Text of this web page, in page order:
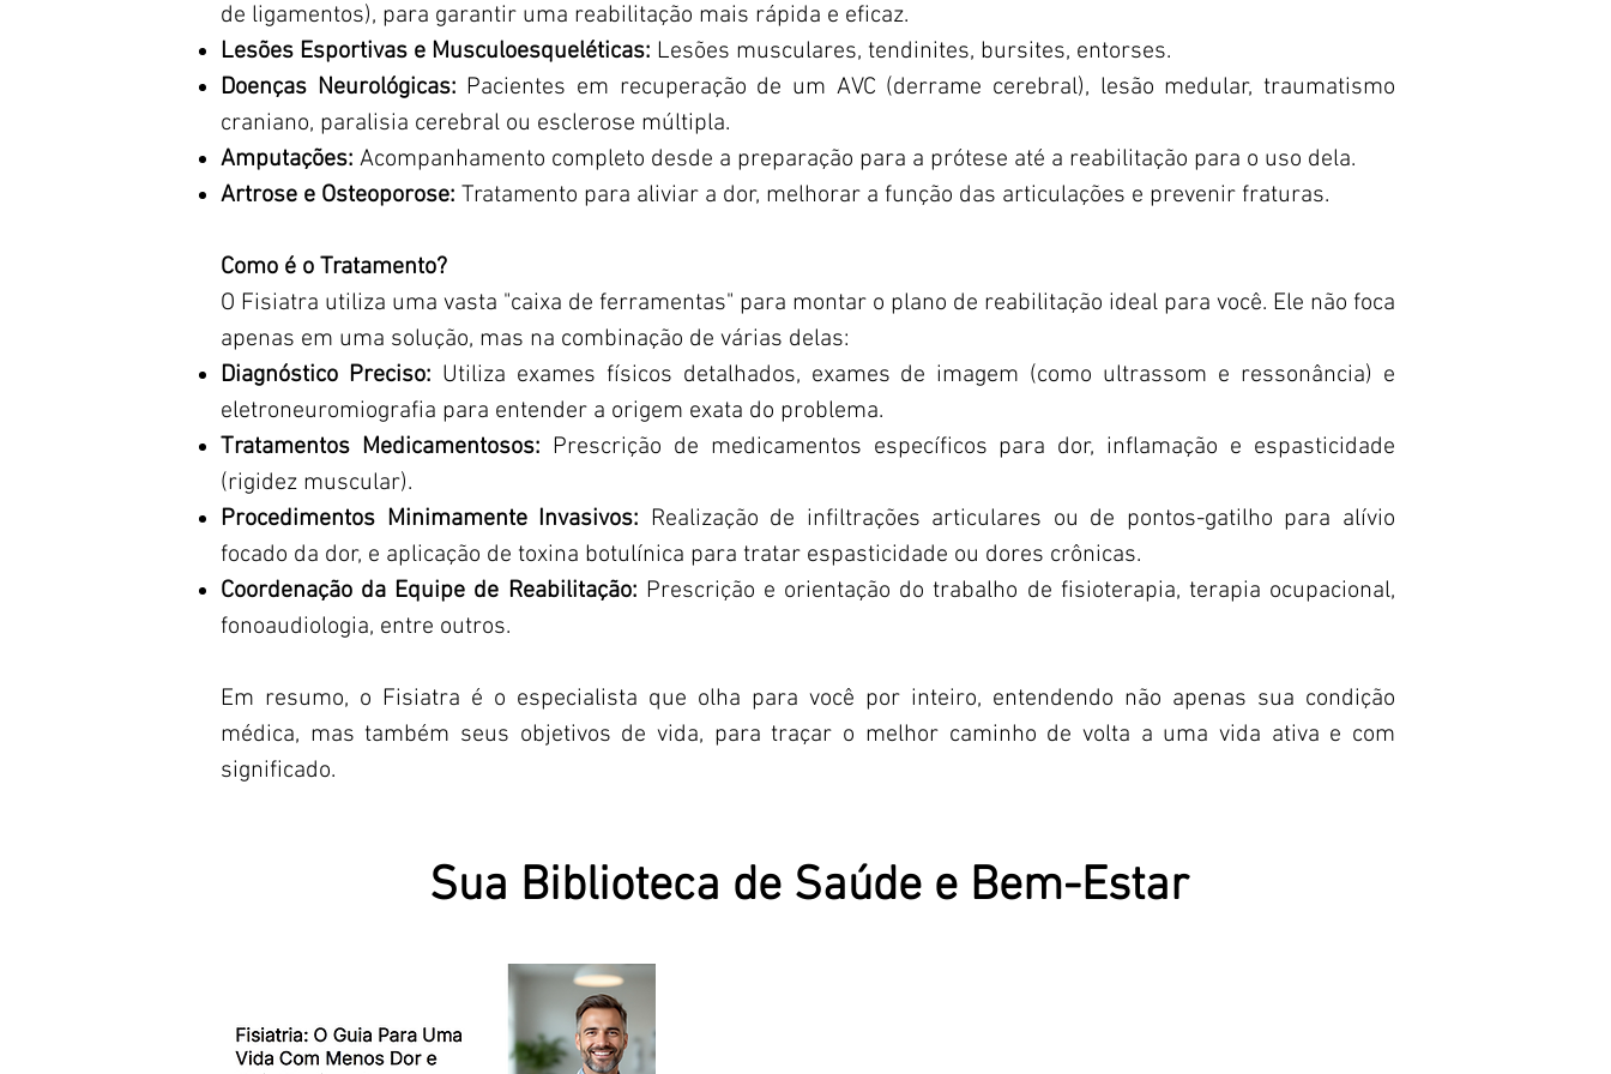
de ligamentos), para garantir uma reabilitação mais rápida e eficaz.
Lesões Esportivas e Musculoesqueléticas: Lesões musculares, tendinites, bursites, entorses.
Doenças Neurológicas: Pacientes em recuperação de um AVC (derrame cerebral), lesão medular, traumatismo
craniano, paralisia cerebral ou esclerose múltipla.
Amputações: Acompanhamento completo desde a preparação para a prótese até a reabilitação para o uso dela.
Artrose e Osteoporose: Tratamento para aliviar a dor, melhorar a função das articulações e prevenir fraturas.
Como é o Tratamento?
O Fisiatra utiliza uma vasta "caixa de ferramentas" para montar o plano de reabilitação ideal para você. Ele não foca
apenas em uma solução, mas na combinação de várias delas:
Diagnóstico Preciso: Utiliza exames físicos detalhados, exames de imagem (como ultrassom e ressonância) e
eletroneuromiografia para entender a origem exata do problema.
Tratamentos Medicamentosos: Prescrição de medicamentos específicos para dor, inflamação e espasticidade
(rigidez muscular).
Procedimentos Minimamente Invasivos: Realização de infiltrações articulares ou de pontos-gatilho para alívio
focado da dor, e aplicação de toxina botulínica para tratar espasticidade ou dores crônicas.
Coordenação da Equipe de Reabilitação: Prescrição e orientação do trabalho de fisioterapia, terapia ocupacional,
fonoaudiologia, entre outros.
Em resumo, o Fisiatra é o especialista que olha para você por inteiro, entendendo não apenas sua condição
médica, mas também seus objetivos de vida, para traçar o melhor caminho de volta a uma vida ativa e com
significado.
Sua Biblioteca de Saúde e Bem-Estar